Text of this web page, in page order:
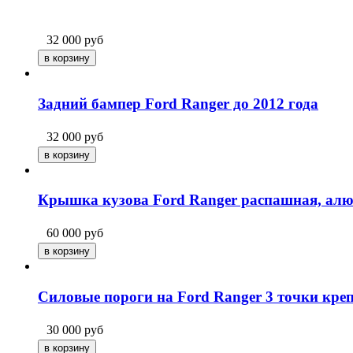
32 000 руб
Задний бампер Ford Ranger до 2012 года
32 000 руб
Крышка кузова Ford Ranger распашная,
60 000 руб
Силовые пороги на Ford Ranger 3 точки
30 000 руб